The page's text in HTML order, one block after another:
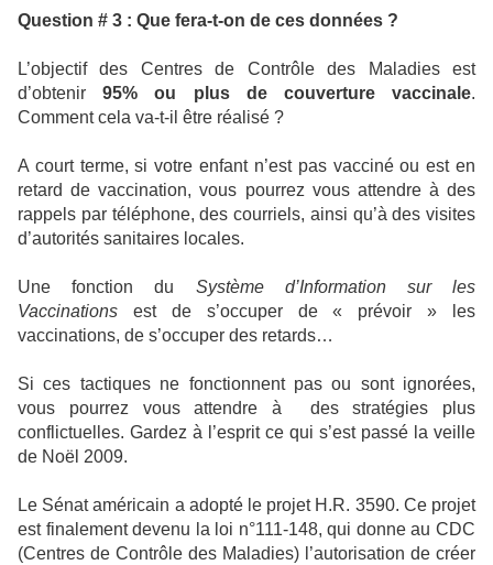
Question # 3 : Que fera-t-on de ces données ?
L’objectif des Centres de Contrôle des Maladies est
d’obtenir95% ou plus de couverture vaccinale.
Comment cela va-t-il être réalisé ?
A court terme, si votre enfant n’est pas vacciné ou est en
retard de vaccination, vous pourrez vous attendre à des
rappels par téléphone, des courriels, ainsi qu’à des visites
d’autorités sanitaires locales.
Une fonction du Système d’Information sur les
Vaccinations est de s’occuper de « prévoir » les
vaccinations, de s’occuper des retards…
Si ces tactiques ne fonctionnent pas ou sont ignorées,
vous pourrez vous attendre à
des stratégies plus
conflictuelles. Gardez à l’esprit ce qui s’est passé la veille
de Noël 2009.
Le Sénat américain a adopté le projet H.R. 3590. Ce projet
est finalement devenu la loi n°111-148, qui donne au CDC
(Centres de Contrôle des Maladies) l’autorisation de créer